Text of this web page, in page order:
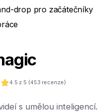
drop pro začátečníky
4.5 z 5 (453 recenze)
s umělou inteligencí.